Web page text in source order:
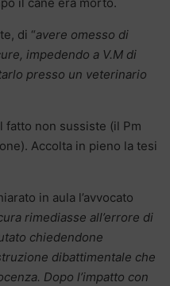
di “avere omesso di
impedendo a V.M di
presso un veterinario
fatto non sussiste (il Pm
Accolta in pieno la tesi
in aula l’avvocato
rimediasse all’errore di
chiedendone
dibattimentale che
Dopo l’impatto con